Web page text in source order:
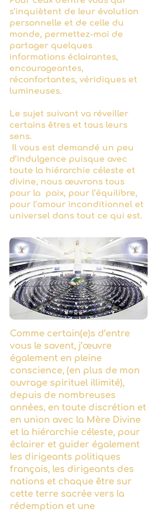
s'inquiètent de leur évolution
personnelle et de celle du
monde, permettez-moi de
partager quelques
informations éclairantes,
encourageantes,
réconfortantes, véridiques et
lumineuses.
Le sujet suivant va réveiller
certains êtres et tous leurs
sens.
Il vous est demandé un peu
d’indulgence puisque avec
toute la hiérarchie céleste et
divine, nous œuvrons tous
pour la paix, pour l’équilibre,
pour l’amour inconditionnel et
universel dans tout ce qui est.
Comme certain(e)s d’entre
vous le savent, j’œuvre
également en pleine
conscience, (en plus de mon
ouvrage spirituel illimité),
depuis de nombreuses
années, en toute discrétion et
en union avec la Mère Divine
et la hiérarchie céleste, pour
éclairer et guider également
les dirigeants politiques
français, les dirigeants des
nations et chaque être sur
cette terre sacrée vers la
rédemption et une